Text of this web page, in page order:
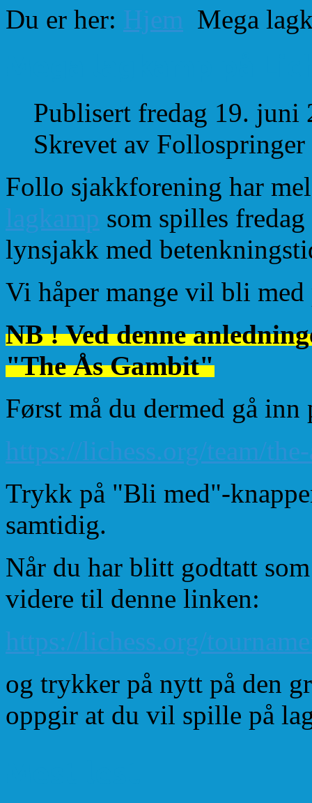
Du er her: Hjem Mega
Publisert fredag 19. juni
Skrevet av Follospringer
Follo sjakkforening har
lagkamp som spilles
lynsjakk med
Vi håper mange vil bli
NB ! Ved denne
"The Ås Gambit"
Først må du dermed gå inn
https://lichess.org/team/
Trykk på "Bli med"-
samtidig.
Når du har blitt godtatt
videre til denne linken:
https://lichess.org/
og trykker på nytt på den
oppgir at du vil spille på